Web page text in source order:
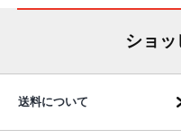
ショ
送料について